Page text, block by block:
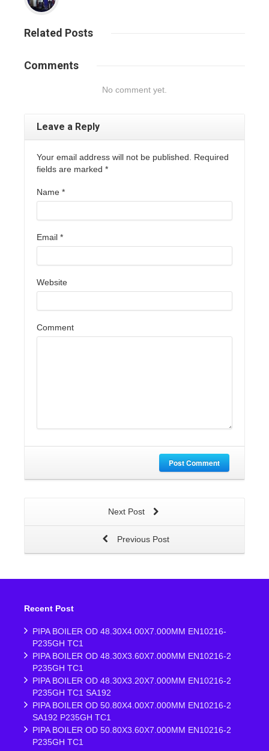
Related Posts
Comments
No comment yet.
Leave a Reply
Your email address will not be published. Required
fields are marked *
Name *
Email *
Website
Comment
Post Comment
Next Post
Previous Post
Recent Post
PIPA BOILER OD 48.30X4.00X7.000MM EN10216-
P235GH TC1
PIPA BOILER OD 48.30X3.60X7.000MM EN10216-2
P235GH TC1
PIPA BOILER OD 48.30X3.20X7.000MM EN10216-2
P235GH TC1 SA192
PIPA BOILER OD 50.80X4.00X7.000MM EN10216-2
SA192 P235GH TC1
PIPA BOILER OD 50.80X3.60X7.000MM EN10216-2
P235GH TC1